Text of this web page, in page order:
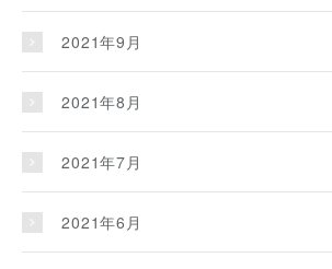
2021年9月
2021年8月
2021年7月
2021年6月